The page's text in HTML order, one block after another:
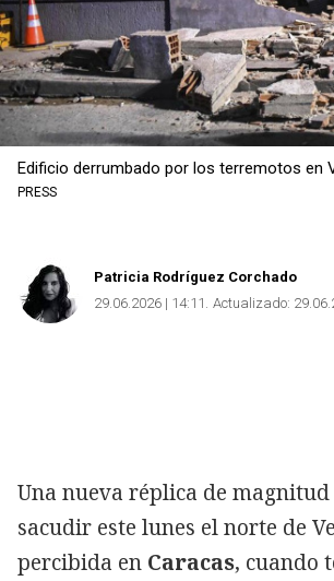
Edificio derrumbado por los terremotos en
PRESS
Patricia Rodríguez Corchado
29.06.2026 | 14:11 Actualizado:
Una nueva réplica de magnitud
sacudir este lunes el norte de
percibida en Caracas, cuando